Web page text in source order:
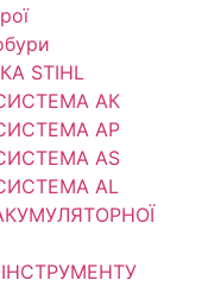
STIHL
АК
АР
AS
AL